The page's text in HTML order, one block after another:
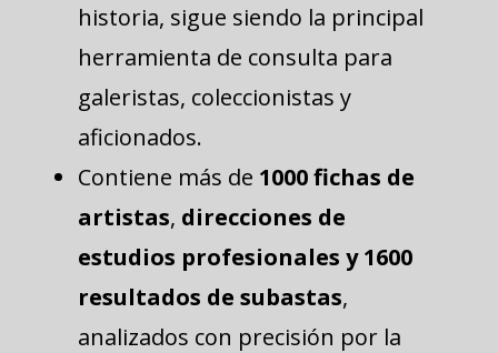
historia, sigue siendo la principal
herramienta de consulta para
galeristas, coleccionistas y
aficionados.
Contiene más de 1000 fichas de
artistas, direcciones de
estudios profesionales y 1600
resultados de subastas,
analizados con precisión por la